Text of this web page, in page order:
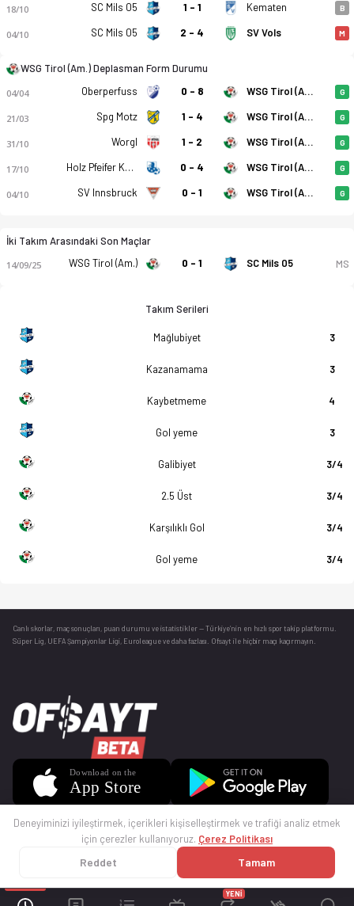
YENİ
18/10 SC Mils 05 1 - 1 Kematen B
04/10 SC Mils 05 2 - 4 SV Vols M
WSG Tirol (Am.) Deplasman Form Durumu
04/04 Oberperfuss 0 - 8 WSG Tirol (Am.) G
21/03 Spg Motz 1 - 4 WSG Tirol (Am.) G
31/10 Worgl 1 - 2 WSG Tirol (Am.) G
17/10 Holz Pfeifer Kundl 0 - 4 WSG Tirol (Am.) G
04/10 SV Innsbruck 0 - 1 WSG Tirol (Am.) G
İki Takım Arasındaki Son Maçlar
14/09/25 WSG Tirol (Am.) 0 - 1 SC Mils 05 MS
Takım Serileri
Mağlubiyet 3
Kazanamama 3
Kaybetmeme 4
Gol yeme 3
Galibiyet 3/4
2.5 Üst 3/4
Karşılıklı Gol 3/4
Gol yeme 3/4
Canlı skorlar , maç sonuçları, puan durumu ve istatistikler — Türkiye’nin en hızlı spor takip platformu.
Süper Lig, UEFA Şampiyonlar Ligi, Euroleague ve daha fazlası. Ofsayt ile hiçbir maçı kaçırmayın.
© 2025 Ofsayt
Deneyiminizi iyileştirmek, içerikleri kişiselleştirmek ve trafiği analiz etmek
için çerezler kullanıyoruz. Çerez Politikası
Reddet Tamam